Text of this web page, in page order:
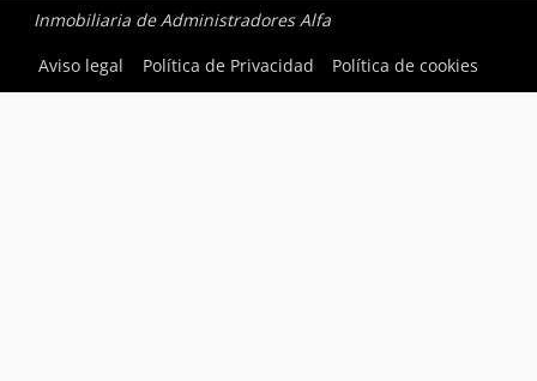
Inmobiliaria de Administradores Alfa
Aviso legal
Política de Privacidad Política de cookies